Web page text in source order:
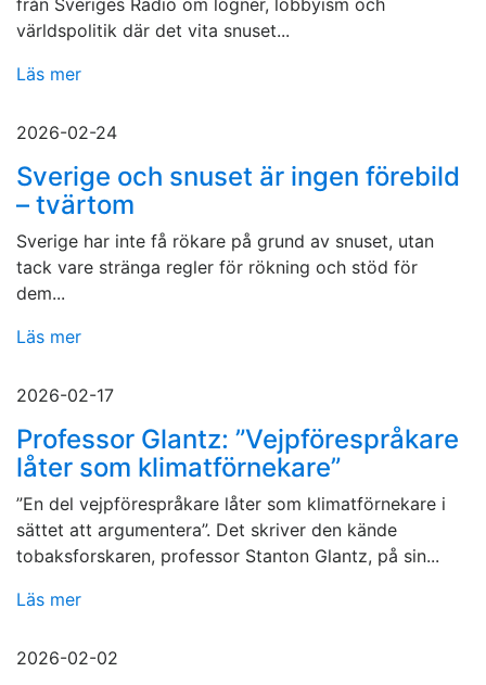
från Sveriges Radio om lögner, lobbyism och
världspolitik där det vita snuset...
Läs mer
2026-02-24
Sverige och snuset är ingen förebild
– tvärtom
Sverige har inte få rökare på grund av snuset, utan
tack vare stränga regler för rökning och stöd för
dem...
Läs mer
2026-02-17
Professor Glantz: ”Vejpförespråkare
låter som klimatförnekare”
”En del vejpförespråkare låter som klimatförnekare i
sättet att argumentera”. Det skriver den kände
tobaksforskaren, professor Stanton Glantz, på sin...
Läs mer
2026-02-02